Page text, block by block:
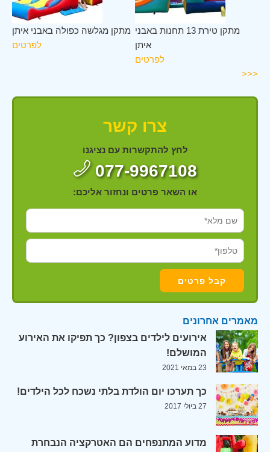
מתקן מגלשה כפולה באבני איתן
לפרטים
מתקן טירת 13 תחנות באבני
איתן
לפרטים
<<<
צרו קשר
לחץ להתקשרות עם נציגנו
077-9967108
או השאר פרטים ונחזור אליכם:
מאמרים אחרונים
אירועים לילדים בצפון? כך תפיקו את האירוע
המושלם!
23 במאי 2021
כך תערכו יום הולדת בלתי נשכח לכל הילדים!
27 ביולי 2017
מדוע המתנפחים הם האטרקציה הנבחרת